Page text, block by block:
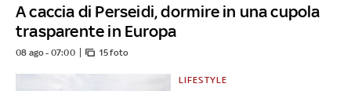
A caccia di Perseidi, dormire in una cupola
trasparente in Europa
08 ago - 07:00 15 foto
LIFESTYLE